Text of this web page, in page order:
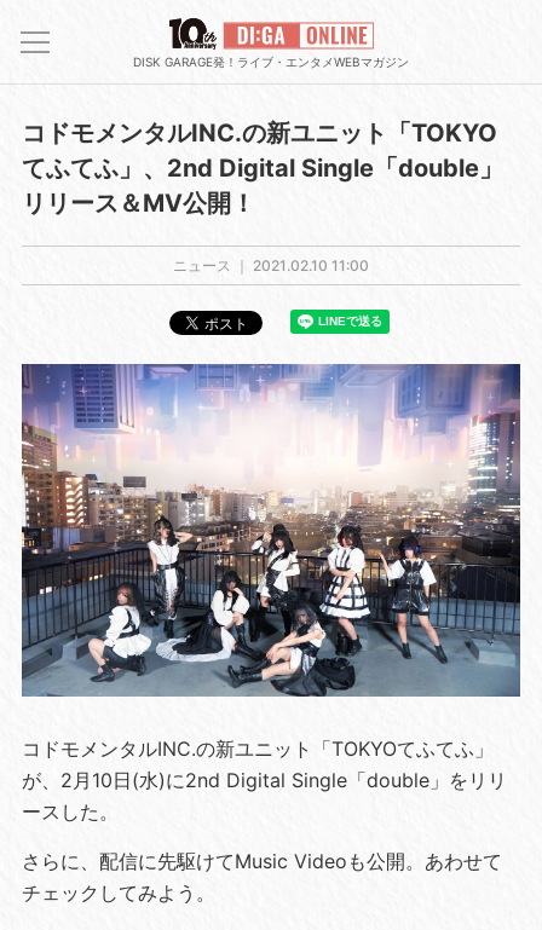
DISK GARAGE発！ライブ・エンタメWEBマガジン
コドモメンタルINC.の新ユニット「TOKYO
てふてふ」、2nd Digital Single「double」
リリース＆MV公開！
ニュース ｜ 2021.02.10 11:00
コドモメンタルINC.の新ユニット「TOKYOてふてふ」
が、2月10日(水)に2nd Digital Single「double」をリリ
ースした。
さらに、配信に先駆けてMusic Videoも公開。あわせて
チェックしてみよう。